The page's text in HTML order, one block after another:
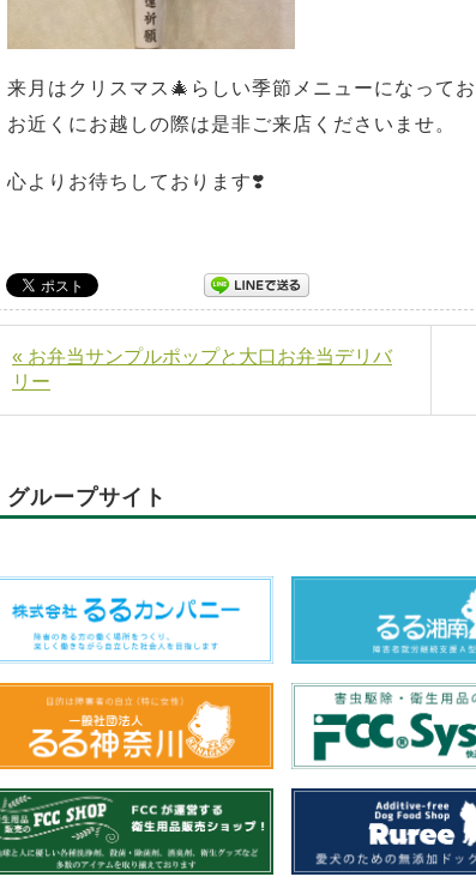
来月はクリスマス🎄らしい季節メニューになってお
お近くにお越しの際は是非ご来店くださいませ。
心よりお待ちしております❣️
« お弁当サンプルポップと大口お弁当デリバ
リー
グループサイト